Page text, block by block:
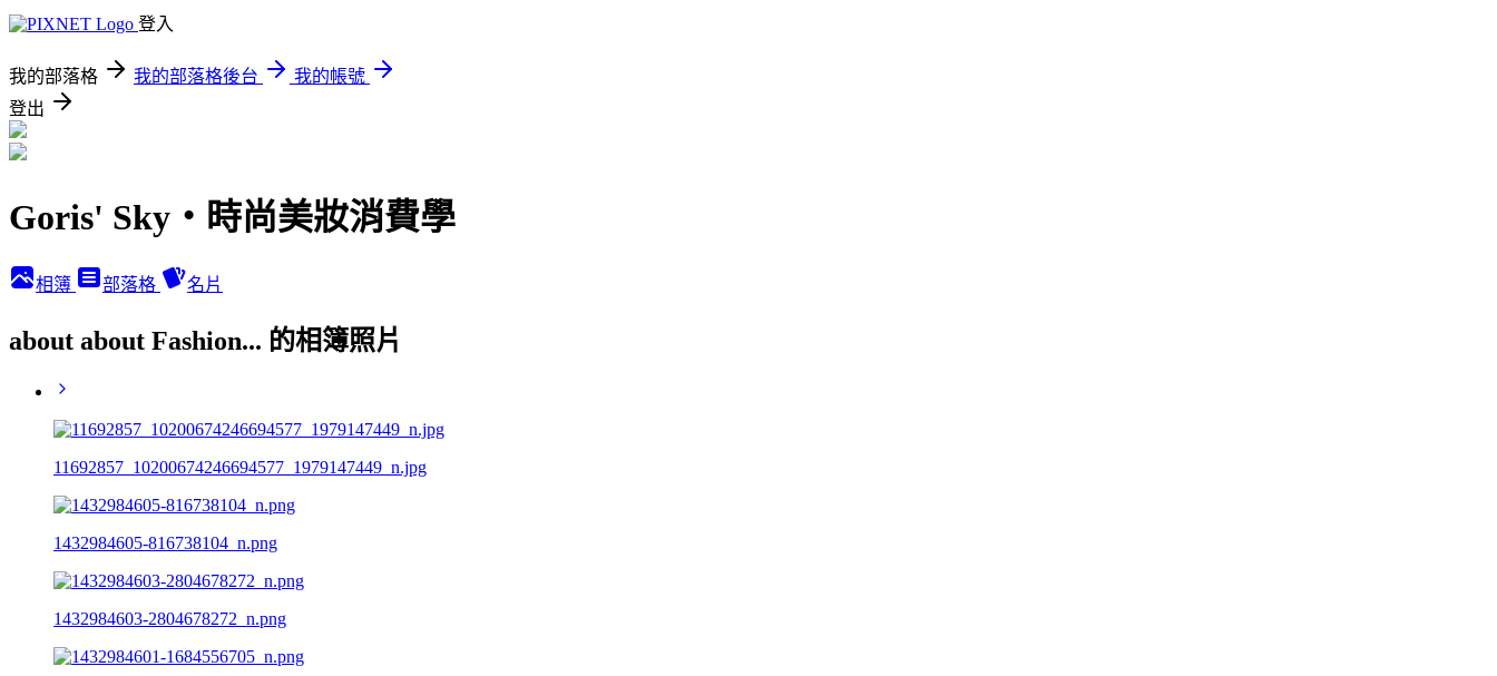
登入
我的部落格 我的部落格後台
我的帳號
登出
Goris' Sky‧時尚美妝消費學
相簿 部落格 名片
about about Fashion... 的相簿照片
11692857_10200674246694577_1979147449_n.jpg
1432984605-816738104_n.png
1432984603-2804678272_n.png